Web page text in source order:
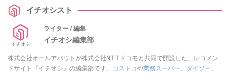
イチオシスト
ライター / 編集
イチオシ編集部
株式会社オールアバウトが株式会社NTTドコモと共同で開設した、レコメン
ドサイト『イチオシ』の編集部です。
コストコや業務スーパー ダイソー